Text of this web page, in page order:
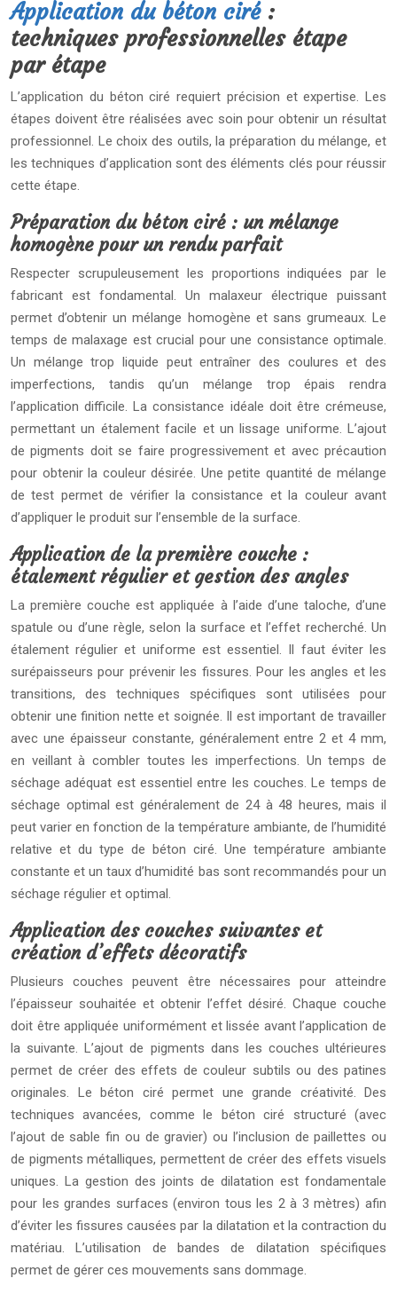
Application du béton ciré:
techniques professionnelles étape
par étape
L’application du béton ciré requiert précision et expertise. Les
étapes doivent être réalisées avec soin pour obtenir un résultat
professionnel. Le choix des outils, la préparation du mélange, et
les techniques d’application sont des éléments clés pour réussir
cette étape.
Préparation du béton ciré : un mélange
homogène pour un rendu parfait
Respecter scrupuleusement les proportions indiquées par le
fabricant est fondamental. Un malaxeur électrique puissant
permet d’obtenir un mélange homogène et sans grumeaux. Le
temps de malaxage est crucial pour une consistance optimale.
Un mélange trop liquide peut entraîner des coulures et des
imperfections, tandis qu’un mélange trop épais rendra
l’application difficile. La consistance idéale doit être crémeuse,
permettant un étalement facile et un lissage uniforme. L’ajout
de pigments doit se faire progressivement et avec précaution
pour obtenir la couleur désirée. Une petite quantité de mélange
de test permet de vérifier la consistance et la couleur avant
d’appliquer le produit sur l’ensemble de la surface.
Application de la première couche :
étalement régulier et gestion des angles
La première couche est appliquée à l’aide d’une taloche, d’une
spatule ou d’une règle, selon la surface et l’effet recherché. Un
étalement régulier et uniforme est essentiel. Il faut éviter les
surépaisseurs pour prévenir les fissures. Pour les angles et les
transitions, des techniques spécifiques sont utilisées pour
obtenir une finition nette et soignée. Il est important de travailler
avec une épaisseur constante, généralement entre 2 et 4 mm,
en veillant à combler toutes les imperfections. Un temps de
séchage adéquat est essentiel entre les couches. Le temps de
séchage optimal est généralement de 24 à 48 heures, mais il
peut varier en fonction de la température ambiante, de l’humidité
relative et du type de béton ciré. Une température ambiante
constante et un taux d’humidité bas sont recommandés pour un
séchage régulier et optimal.
Application des couches suivantes et
création d’effets décoratifs
Plusieurs couches peuvent être nécessaires pour atteindre
l’épaisseur souhaitée et obtenir l’effet désiré. Chaque couche
doit être appliquée uniformément et lissée avant l’application de
la suivante. L’ajout de pigments dans les couches ultérieures
permet de créer des effets de couleur subtils ou des patines
originales. Le béton ciré permet une grande créativité. Des
techniques avancées, comme le béton ciré structuré (avec
l’ajout de sable fin ou de gravier) ou l’inclusion de paillettes ou
de pigments métalliques, permettent de créer des effets visuels
uniques. La gestion des joints de dilatation est fondamentale
pour les grandes surfaces (environ tous les 2 à 3 mètres) afin
d’éviter les fissures causées par la dilatation et la contraction du
matériau. L’utilisation de bandes de dilatation spécifiques
permet de gérer ces mouvements sans dommage.